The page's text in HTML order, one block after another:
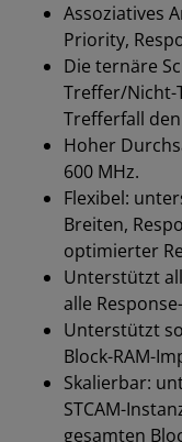
Assoziatives
Priority,
Die ternäre
Treffer/Nicht-
Trefferfall
Hoher
600 MHz.
Flexibel:
Breiten,
optimierter
Unterstützt
alle
Unterstützt
Block-RAM-
Skalierbar:
STCAM-
gesamten